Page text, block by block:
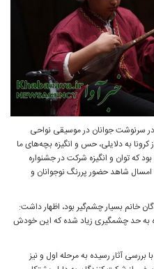
سرنوشت جوانان در موسیقی نواحی
به دلایلی، حس و انگیزه بچه‌های ما
که توان و انگیزه شرکت در جشنواره
شاهد حضور پررنگ نوجوانان و
خانم بسیار چشم‌گیر بود، اظهار داشت:
به حد چشمگیری زیاد شده که این خودش
آثار رسیده به مرحله اول و نیز